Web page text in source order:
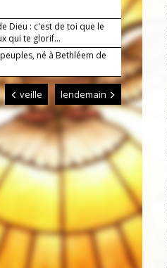
Dieu : c'est de toi que le
qui te glorif...
né à Bethléem de
veille lendemain